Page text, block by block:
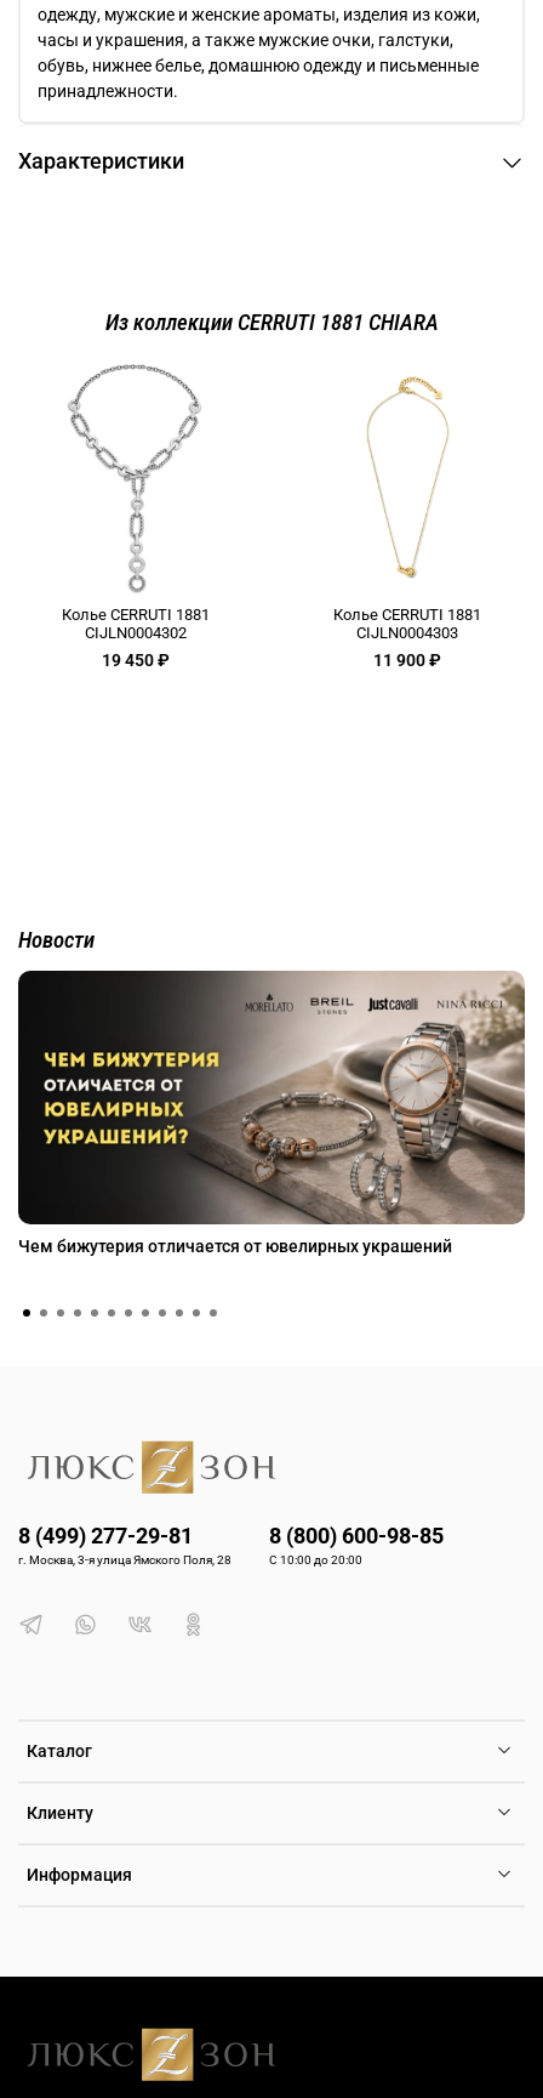
одежду, мужские и женские ароматы, изделия из кожи,
часы и украшения, а также мужские очки, галстуки,
обувь, нижнее белье, домашнюю одежду и письменные
принадлежности.
Характеристики
Из коллекции CERRUTI 1881 CHIARA
Колье CERRUTI 1881
CIJLN0004302
19 450 ₽
Колье CERRUTI 1881
CIJLN0004303
11 900 ₽
Новости
Чем бижутерия отличается от ювелирных украшений
Каталог
Клиенту
Информация
8 (499) 277-29-81
г. Москва, 3-я улица Ямского Поля, 28
8 (800) 600-98-85
С 10:00 до 20:00